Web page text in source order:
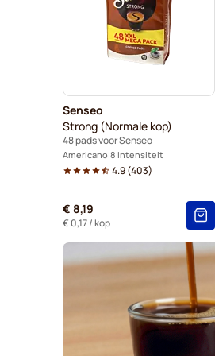
Kaffekapslen voor Senseo®
Senseo
Strong (Normale kop)
48 pads voor Senseo
Americano 8 Intensiteit
4.9(403)
€ 8,19
€ 0,17/ kop